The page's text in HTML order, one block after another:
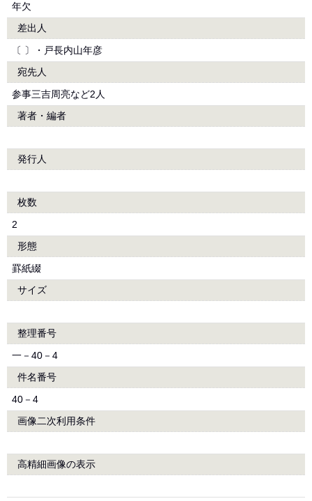
年欠
差出人
〔 〕・戸長内山年彦
宛先人
参事三吉周亮など2人
著者・編者
発行人
枚数
2
形態
罫紙綴
サイズ
整理番号
一－40－4
件名番号
40－4
画像二次利用条件
高精細画像の表示